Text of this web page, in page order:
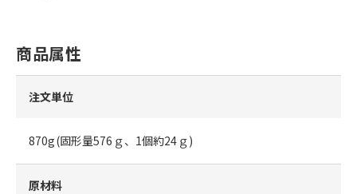
商品属性
注文単位
870g(固形量576ｇ、1個約24ｇ)
原材料